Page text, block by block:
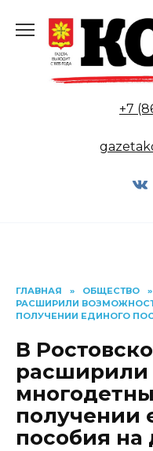
содержанию
+7
ГЛАВНАЯ » ОБЩЕСТВО »
РАСШИРИЛИ
ПОЛУЧЕНИИ ЕДИНОГО
В
расширили
получении
пособия на